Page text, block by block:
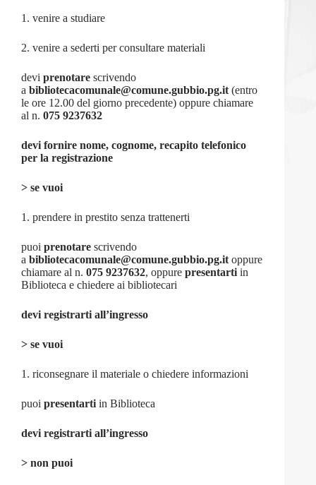
1. venire a studiare
2. venire a sederti per consultare materiali
devi prenotare scrivendo
a bibliotecacomunale@comune.gubbio.pg.it (entro
le ore 12.00 del giorno precedente) oppure chiamare
al n. 075 9237632
devi fornire nome, cognome, recapito telefonico
per la registrazione
> se vuoi
1. prendere in prestito senza trattenerti
puoi prenotare scrivendo
a bibliotecacomunale@comune.gubbio.pg.it oppure
chiamare al n. 075 9237632, oppure presentarti in
Biblioteca e chiedere ai bibliotecari
devi registrarti all’ingresso
> se vuoi
1. riconsegnare il materiale o chiedere informazioni
puoi presentarti in Biblioteca
devi registrarti all’ingresso
> non puoi